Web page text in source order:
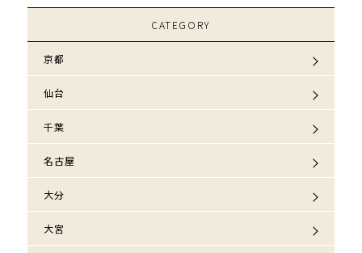
CATEGORY
京都
仙台
千葉
名古屋
大分
大宮